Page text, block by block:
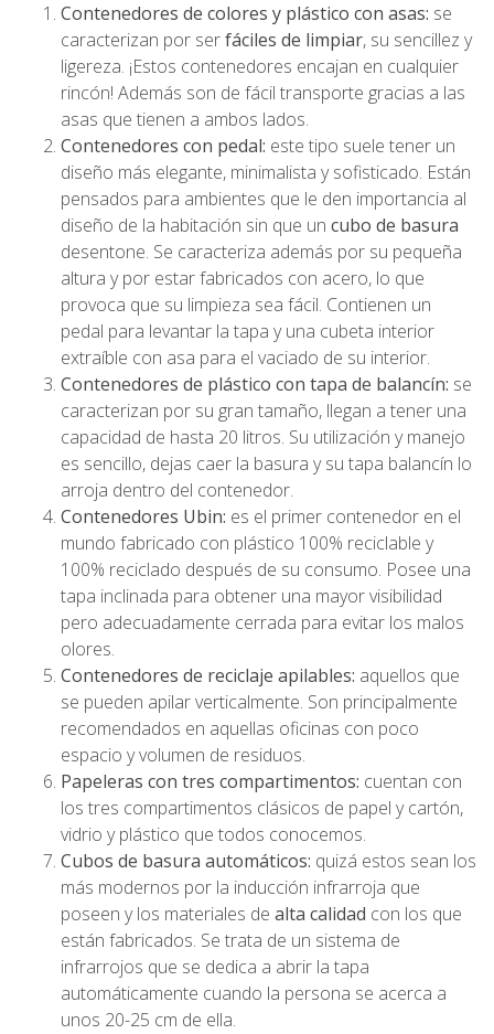
Contenedores de colores y plástico con asas: se
caracterizan por serfáciles de limpiar, su sencillez y
ligereza. ¡Estos contenedores encajan en cualquier
rincón! Además son de fácil transporte gracias a las
asas que tienen a ambos lados.
Contenedores con pedal: este tipo suele tener un
diseño más elegante, minimalista y sofisticado. Están
pensados para ambientes que le den importancia al
diseño de la habitación sin que un cubo de basura
desentone. Se caracteriza además por su pequeña
altura y por estar fabricados con acero, lo que
provoca que su limpieza sea fácil. Contienen un
pedal para levantar la tapa y una cubeta interior
extraíble con asa para el vaciado de su interior.
Contenedores de plástico con tapa de balancín: se
caracterizan por su gran tamaño, llegan a tener una
capacidad de hasta 20 litros. Su utilización y manejo
es sencillo, dejas caer la basura y su tapa balancín lo
arroja dentro del contenedor.
Contenedores Ubin: es el primer contenedor en el
mundo fabricado con plástico 100% reciclable y
100% reciclado después de su consumo. Posee una
tapa inclinada para obtener una mayor visibilidad
pero adecuadamente cerrada para evitar los malos
olores.
Contenedores de reciclaje apilables: aquellos que
se pueden apilar verticalmente. Son principalmente
recomendados en aquellas oficinas con poco
espacio y volumen de residuos.
Papeleras con tres compartimentos: cuentan con
los tres compartimentos clásicos de papel y cartón,
vidrio y plástico que todos conocemos.
Cubos de basura automáticos: quizá estos sean los
más modernos por la inducción infrarroja que
poseen y los materiales de alta calidad con los que
están fabricados. Se trata de un sistema de
infrarrojos que se dedica a abrir la tapa
automáticamente cuando la persona se acerca a
unos 20-25 cm de ella.